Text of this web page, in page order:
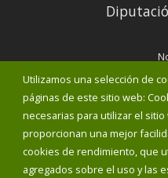
Utilizamos una selección de
páginas de este sitio web:
necesarias para utilizar el
proporcionan una mejor
cookies de rendimiento, que
agregados sobre el uso y las